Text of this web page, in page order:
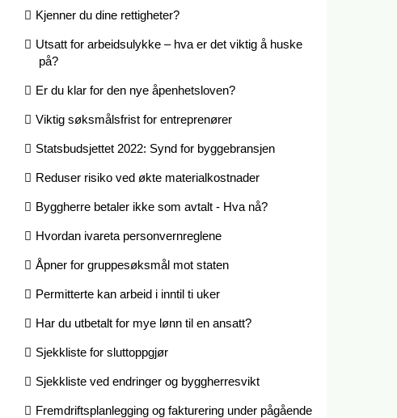
Kjenner du dine rettigheter?
Utsatt for arbeidsulykke – hva er det viktig å huske
på?
Er du klar for den nye åpenhetsloven?
Viktig søksmålsfrist for entreprenører
Statsbudsjettet 2022: Synd for byggebransjen
Reduser risiko ved økte materialkostnader
Byggherre betaler ikke som avtalt - Hva nå?
Hvordan ivareta personvernreglene
Åpner for gruppesøksmål mot staten
Permitterte kan arbeid i inntil ti uker
Har du utbetalt for mye lønn til en ansatt?
Sjekkliste for sluttoppgjør
Sjekkliste ved endringer og byggherresvikt
Fremdriftsplanlegging og fakturering under pågående